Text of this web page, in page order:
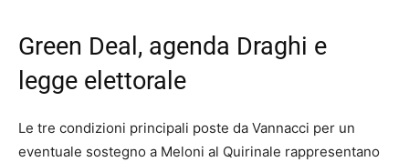
Green Deal, agenda Draghi e
legge elettorale
Le tre condizioni principali poste da Vannacci per un
eventuale sostegno a Meloni al Quirinale rappresentano